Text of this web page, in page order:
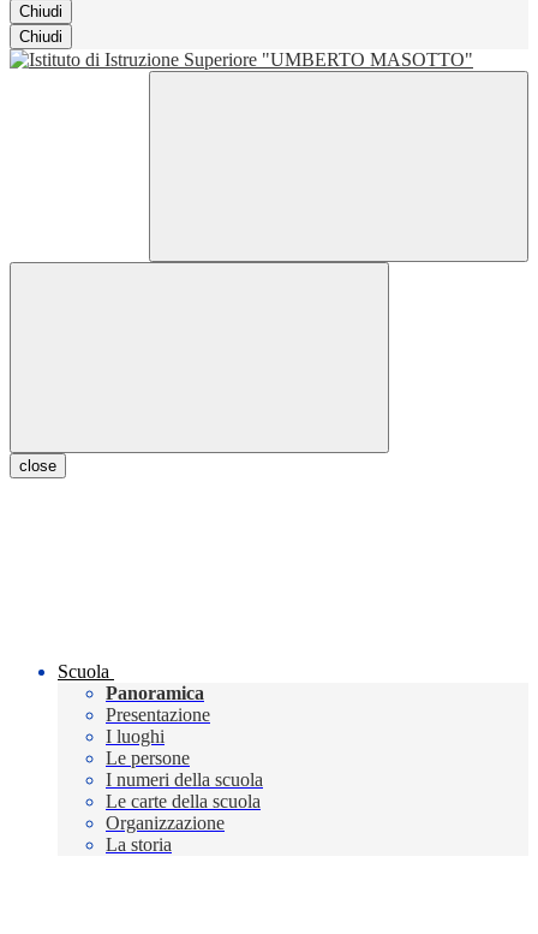
Chiudi
Chiudi
close
Scuola
Panoramica
Presentazione
I luoghi
Le persone
I numeri della scuola
Le carte della scuola
Organizzazione
La storia